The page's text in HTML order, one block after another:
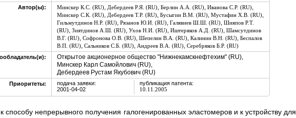
Автор(ы): Минскер К.С. (RU), Дебердеев Р.Я. (RU), Берлин А.А. (RU), Иванова С.Р. (RU),
Минскер С.К. (RU), Дебердеев Т.Р. (RU), Бусыгин В.М. (RU), Мустафин Х.В. (RU),
Гильмутдинов Н.Р. (RU), Рязанов Ю.И. (RU), Галявиев Ш.Ш. (RU), Шияпов Р.Т.
(RU), Зиятдинов А.Ш. (RU), Ухов Н.И. (RU), Иштеряков А.Д. (RU), Шамсутдинов
В.Г. (RU), Софронова О.В. (RU), Шепелин В.А. (RU), Калинин В.Н. (RU), Беспалов
В.П. (RU), Сальников С.Б. (RU), Андреев В.А. (RU), Серебряков Б.Р. (RU)
Открытое акционерное общество "Нижнекамскнефтехим" (RU),
Минскер Карл Самойлович (RU),
Дебердеев Рустам Якубович (RU)
Приоритеты:
подача заявки:
2001-04-02
публикация патента:
10.11.2005
способу непрерывного получения галогенированных эластомеров и к устройству для